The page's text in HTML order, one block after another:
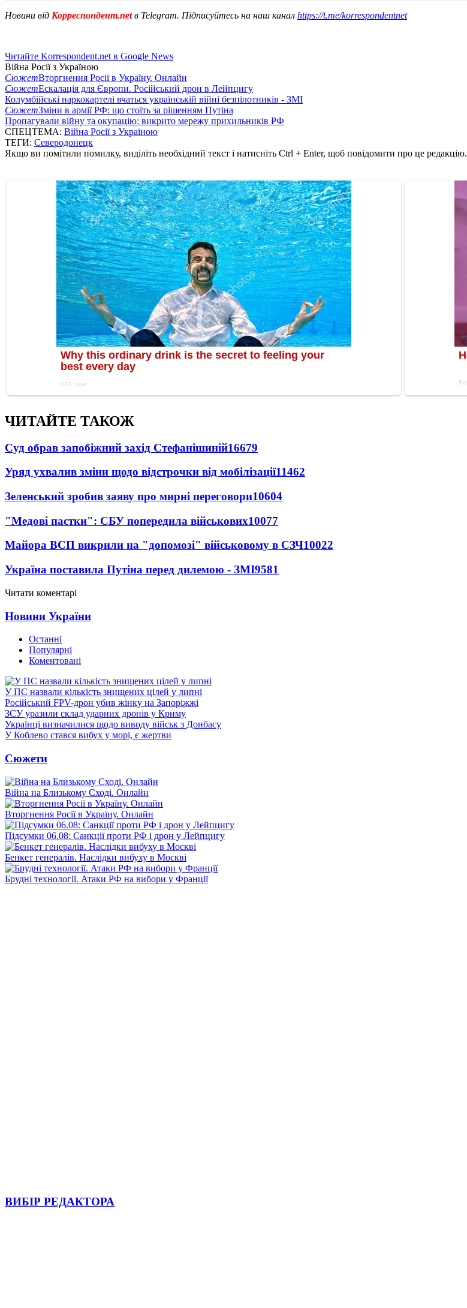
Новини від Корреспондент.netв Telegram. Підписуйтесь на наш канал https://t.me/korrespondentnet
Читайте Korrespondent.net в Google News
Війна Росії з Україною
СюжетВторгнення Росії в Україну. Онлайн
СюжетЕскалація для Європи. Російський дрон в Лейпцигу
Колумбійські наркокартелі вчаться українській війні безпілотників - ЗМІ
СюжетЗміни в армії РФ: що стоїть за рішенням Путіна
Пропагували війну та окупацію: викрито мережу прихильників РФ
СПЕЦТЕМА: Війна Росії з Україною
ТЕГИ: Северодонецк
Якщо ви помітили помилку, виділіть необхідний текст і натисніть Ctrl + Enter, щоб повідомити про це редакцію.
ЧИТАЙТЕ ТАКОЖ
Суд обрав запобіжний захід Стефанішиній16679
Уряд ухвалив зміни щодо відстрочки від мобілізації11462
Зеленський зробив заяву про мирні переговори10604
"Медові пастки": СБУ попередила військових10077
Майора ВСП викрили на "допомозі" військовому в СЗЧ10022
Україна поставила Путіна перед дилемою - ЗМІ9581
Читати коментарі
Новини України
Останні
Популярні
Коментовані
У ПС назвали кількість знищених цілей у липні
Російський FPV-дрон убив жінку на Запоріжжі
ЗСУ уразили склад ударних дронів у Криму
Українці визначилися щодо виводу військ з Донбасу
У Коблево стався вибух у морі, є жертви
Сюжети
Війна на Близькому Сході. Онлайн
Вторгнення Росії в Україну. Онлайн
Підсумки 06.08: Санкції проти РФ і дрон у Лейпцигу
Бенкет генералів. Наслідки вибуху в Москві
Брудні технології. Атаки РФ на вибори у Франції
ВИБІР РЕДАКТОРА